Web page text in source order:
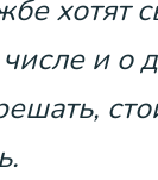
хотят
и о